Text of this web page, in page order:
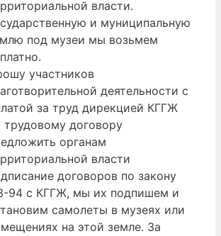
власти.
и муниципальную
под музеи мы возьмем
участников
деятельности с
за труд дирекцией КГГЖ
трудовому договору
органам
власти
договоров по закону
94 с КГГЖ, мы их подпишем и
самолеты в музеях или
на этой земле. За